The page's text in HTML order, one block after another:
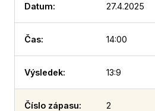
27.4.2025
14:00
13:9
2